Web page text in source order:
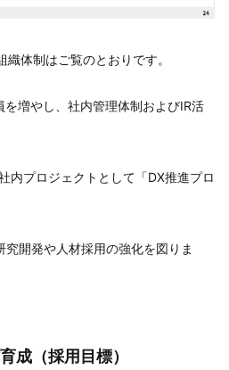
体制はご覧のとおりです。
増やし、社内管理体制およびIR活
内プロジェクトとして「DX推進プロ
開発や人材採用の強化を図りま
成（採用目標）